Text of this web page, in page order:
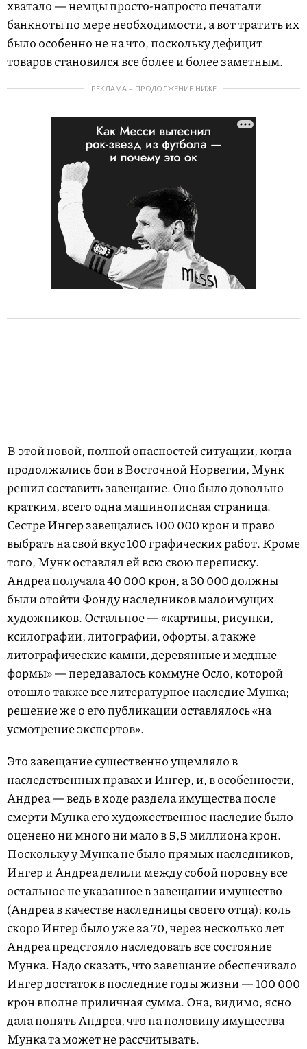
хватало — немцы просто-напросто печатали
банкноты по мере необходимости, а вот тратить их
было особенно не на что, поскольку дефицит
товаров становился все более и более заметным.
РЕКЛАМА – ПРОДОЛЖЕНИЕ НИЖЕ
В этой новой, полной опасностей ситуации, когда
продолжались бои в Восточной Норвегии, Мунк
решил составить завещание. Оно было довольно
кратким, всего одна машинописная страница.
Сестре Ингер завещались 100 000 крон и право
выбрать на свой вкус 100 графических работ. Кроме
того, Мунк оставлял ей всю свою переписку.
Андреа получала 40 000 крон, а 30 000 должны
были отойти Фонду наследников малоимущих
художников. Остальное — «картины, рисунки,
ксилографии, литографии, офорты, а также
литографические камни, деревянные и медные
формы» — передавалось коммуне Осло, которой
отошло также все литературное наследие Мунка;
решение же о его публикации оставлялось «на
усмотрение экспертов».
Это завещание существенно ущемляло в
наследственных правах и Ингер, и, в особенности,
Андреа — ведь в ходе раздела имущества после
смерти Мунка его художественное наследие было
оценено ни много ни мало в 5,5 миллиона крон.
Поскольку у Мунка не было прямых наследников,
Ингер и Андреа делили между собой поровну все
остальное не указанное в завещании имущество
(Андреа в качестве наследницы своего отца); коль
скоро Ингер было уже за 70, через несколько лет
Андреа предстояло наследовать все состояние
Мунка. Надо сказать, что завещание обеспечивало
Ингер достаток в последние годы жизни — 100 000
крон вполне приличная сумма. Она, видимо, ясно
дала понять Андреа, что на половину имущества
Мунка та может не рассчитывать.